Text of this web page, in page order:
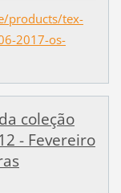
products/tex-
2017-os-
coleção
- Fevereiro